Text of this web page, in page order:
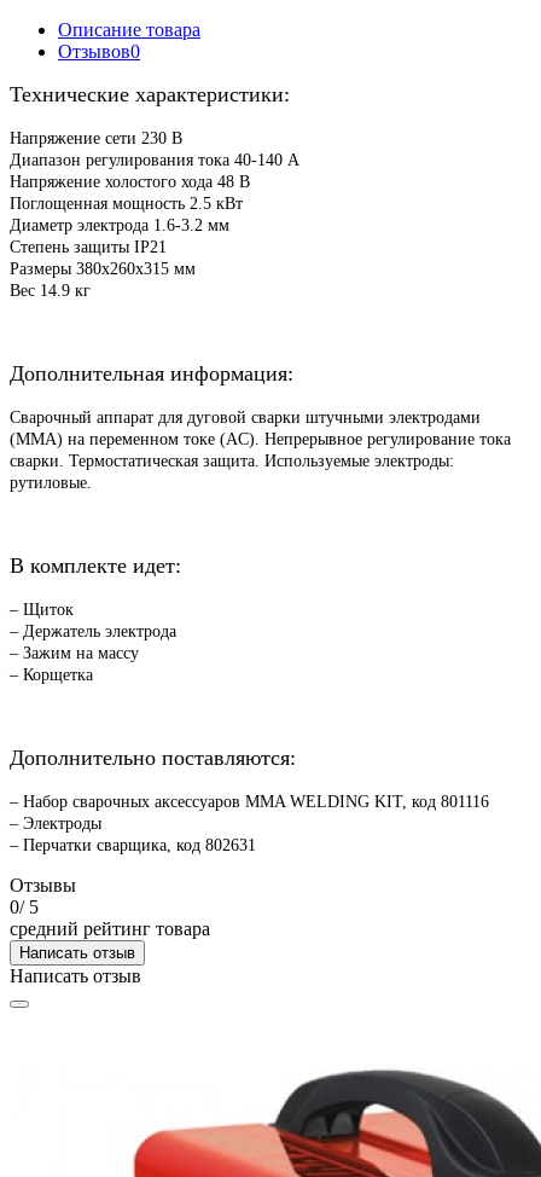
Описание товара
Отзывов0
Технические характеристики:
Напряжение сети 230 В
Диапазон регулирования тока 40-140 А
Напряжение холостого хода 48 В
Поглощенная мощность 2.5 кВт
Диаметр электрода 1.6-3.2 мм
Степень защиты IP21
Размеры 380x260x315 мм
Вес 14.9 кг
Дополнительная информация:
Сварочный аппарат для дуговой сварки штучными электродами
(MMA) на переменном токе (АC). Непрерывное регулирование тока
сварки. Термостатическая защита. Используемые электроды:
рутиловые.
В комплекте идет:
– Щиток
– Держатель электрода
– Зажим на массу
– Корщетка
Дополнительно поставляются:
– Набор сварочных аксессуаров MMA WELDING KIT, код 801116
– Электроды
– Перчатки сварщика, код 802631
Отзывы
0/ 5
средний рейтинг товара
Написать отзыв
Написать отзыв